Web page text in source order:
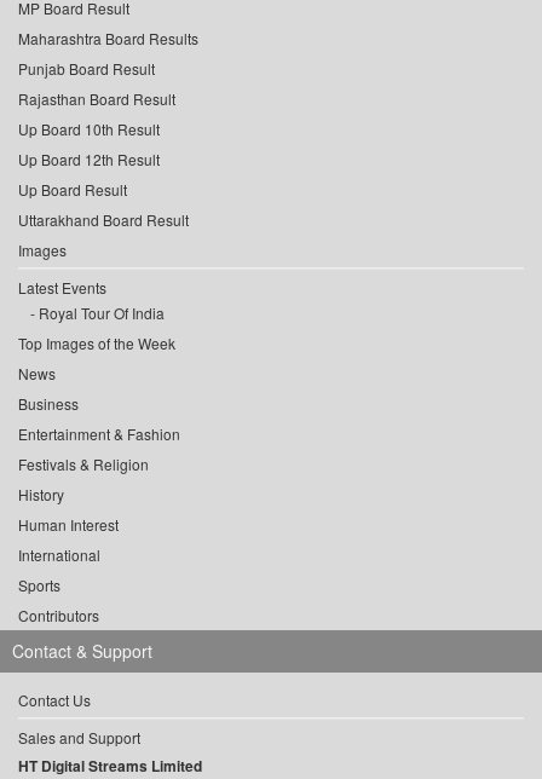
MP Board Result
Maharashtra Board Results
Punjab Board Result
Rajasthan Board Result
Up Board 10th Result
Up Board 12th Result
Up Board Result
Uttarakhand Board Result
Images
Latest Events
Royal Tour Of India
Top Images of the Week
News
Business
Entertainment & Fashion
Festivals & Religion
History
Human Interest
International
Sports
Contributors
Contact & Support
Contact Us
Sales and Support
HT Digital Streams Limited